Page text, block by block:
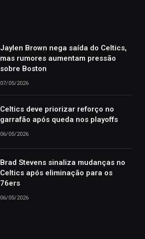
Jaylen Brown nega saída do Celtics,
mas rumores aumentam pressão
sobre Boston
07/05/2026
Celtics deve priorizar reforço no
garrafão após queda nos playoffs
06/05/2026
Brad Stevens sinaliza mudanças no
Celtics após eliminação para os
76ers
06/05/2026